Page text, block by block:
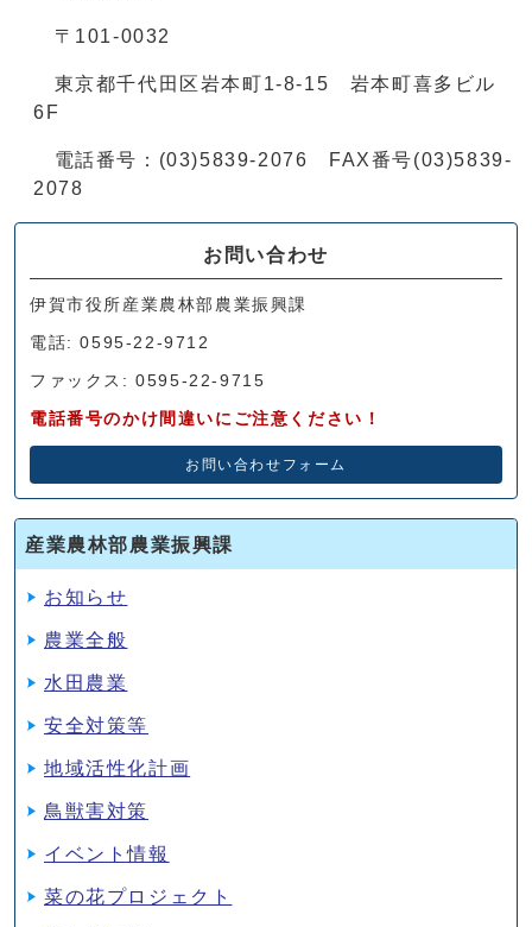
〒101-0032
東京都千代田区岩本町1-8-15 岩本町喜多ビル
6F
電話番号：(03)5839-2076 FAX番号(03)5839-
2078
お問い合わせ
伊賀市役所産業農林部農業振興課
電話: 0595-22-9712
ファックス: 0595-22-9715
電話番号のかけ間違いにご注意ください！
お問い合わせフォーム
産業農林部農業振興課
お知らせ
農業全般
水田農業
安全対策等
地域活性化計画
鳥獣害対策
イベント情報
菜の花プロジェクト